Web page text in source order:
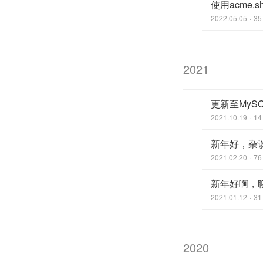
使用
2022.05.05
2021
更新至
2021.10.19
新年好，杂
2021.02.20
新年好啊，
2021.01.12
2020